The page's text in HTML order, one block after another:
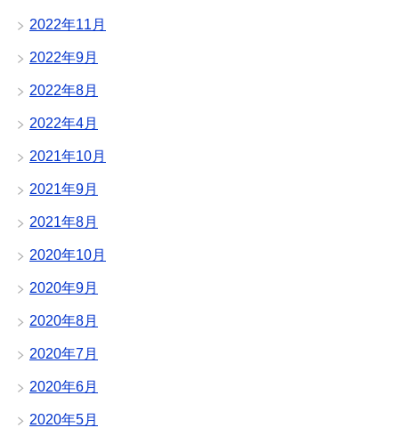
2022年11月
2022年9月
2022年8月
2022年4月
2021年10月
2021年9月
2021年8月
2020年10月
2020年9月
2020年8月
2020年7月
2020年6月
2020年5月